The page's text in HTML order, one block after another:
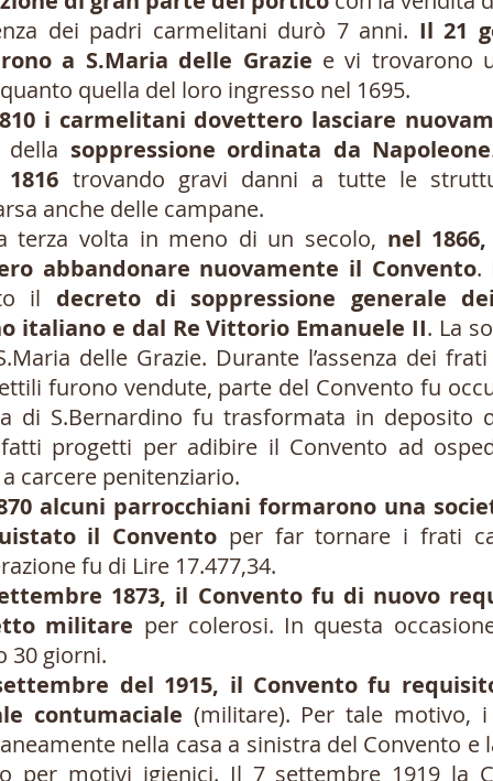
dei padri carmelitani durò 7 anni. Il 21
a S.Maria delle Grazie e vi trovarono
quella del loro ingresso nel 1695.
i carmelitani dovettero lasciare
della soppressione ordinata da Napoleone
trovando gravi danni a tutte le
anche delle campane.
volta in meno di un secolo, nel
abbandonare nuovamente il Convento.
il decreto di soppressione generale
italiano e dal Re Vittorio Emanuele II. La
delle Grazie. Durante l’assenza dei
furono vendute, parte del Convento fu
di S.Bernardino fu trasformata in deposito
progetti per adibire il Convento ad
carcere penitenziario.
alcuni parrocchiani formarono una
il Convento per far tornare i frati
fu di Lire 17.477,34.
1873, il Convento fu di nuovo
militare per colerosi. In questa
30 giorni.
del 1915, il Convento fu
contumaciale (militare). Per tale motivo,
nella casa a sinistra del Convento e
per motivi igienici. Il 7 settembre 1919 la